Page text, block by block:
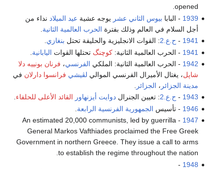
opened.
1939 - البابا بيوس الثاني عشر يوجه عشية عيد الميلاد نداء من
أجل السلام في العالم وذلك بفترة الحرب العالمية الثانية
1941
- ح.ع.2 : القوات الانجليزية والحليفة تحتل بنغازي.
1941 - الحرب العالمية الثانية:كوچنگ تحتلها القوات اليابانية
1942 - الحرب العالمية الثانية: الملكي الفرنسي، فرنان بونييه دلا
شاپل، يغتال الأميرال الفرنسي الموالي لڤيشي فرانسوا دارلان في
مدينة الجزائر ، الجزائر
1943
- ‬ ح.ع.2 : تعيين الجنرالدوايت أيزنهاور القائد الأعلى للحلفاء.
1946 - تأسيس الجمهورية الفرنسية الرابعة
1947
- An estimated 20,000 communists, led by guerrilla
General Markos Vafthiades proclaimed the Free Greek
Government in northern Greece. They issue a call to arms
to establish the regime throughout the nation.
1948
-